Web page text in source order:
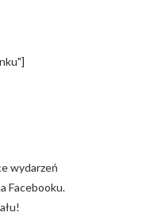
wydarzeń
Facebooku.